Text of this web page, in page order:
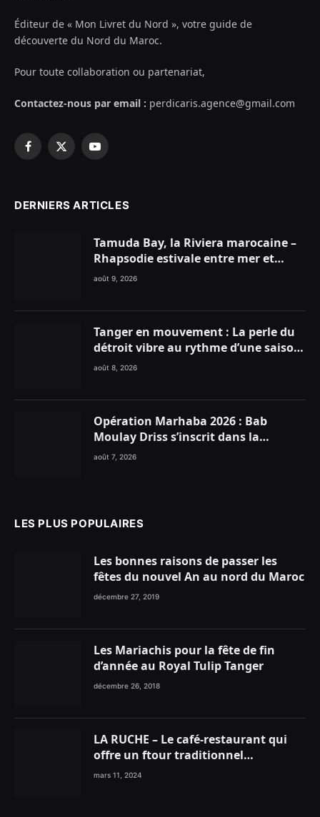
Éditeur de « Mon Livret du Nord », votre guide de
découverte du Nord du Maroc.
Pour toute collaboration ou partenariat,
Contactez-nous par email : perdicaris.agence@gmail.com
Facebook
X
YouTube
DERNIERS ARTICLES
Tamuda Bay, la Riviera marocaine –
Rhapsodie estivale entre mer et
montagnes
août 9, 2026
Tanger en mouvement : La perle du
détroit vibre au rythme d’une saison
estivale record !
août 8, 2026
Opération Marhaba 2026 : Bab
Moulay Driss s’inscrit dans la
dynamique nationale en faveur des
août 7, 2026
LES PLUS POPULAIRES
Les bonnes raisons de passer les
fêtes du nouvel An au nord du Maroc
décembre 27, 2019
Les Mariachis pour la fête de fin
d’année au Royal Tulip Tanger
décembre 26, 2018
LA RUCHE – Le café-restaurant qui
offre un ftour traditionnel
gourmand
mars 11, 2024